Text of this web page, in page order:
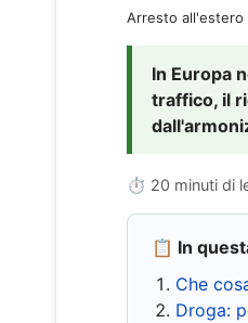
Arresto all'estero
In Europa
traffico, il
⏱ 20 minuti di
📋 In
Che
Droga: